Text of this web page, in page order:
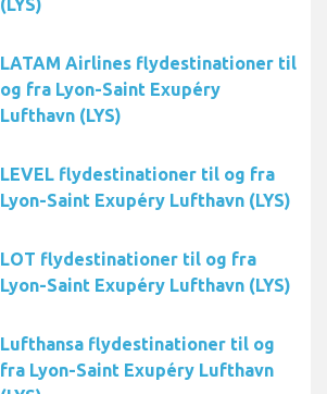
(LYS)
LATAM Airlines flydestinationer til
og fra Lyon-Saint Exupéry
Lufthavn (LYS)
LEVEL flydestinationer til og fra
Lyon-Saint Exupéry Lufthavn (LYS)
LOT flydestinationer til og fra
Lyon-Saint Exupéry Lufthavn (LYS)
Lufthansa flydestinationer til og
fra Lyon-Saint Exupéry Lufthavn